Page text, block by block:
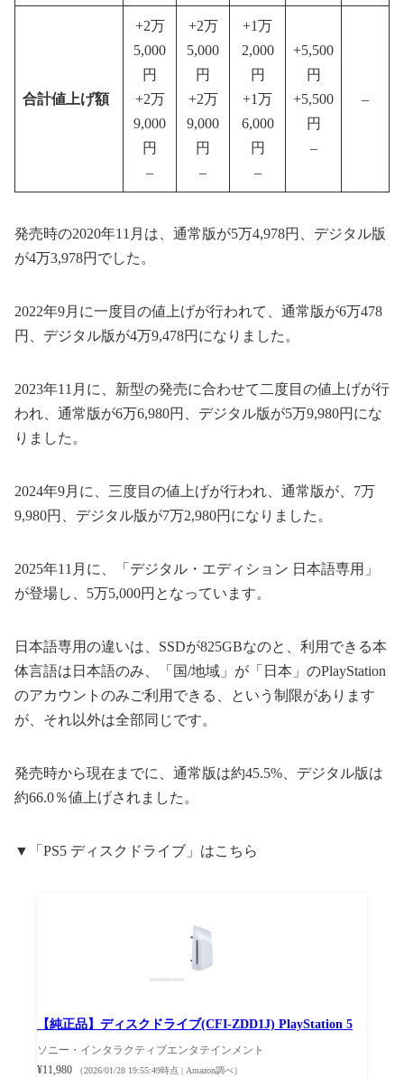
合計値上げ額
+2万
5,000
円
+2万
9,000
円
–
+2万
5,000
円
+2万
9,000
円
–
+1万
2,000
円
+1万
6,000
円
–
+5,500
円
+5,500
円
–
–
発売時の2020年11月は、通常版が5万4,978円、デジタル版
が4万3,978円でした。
2022年9月に一度目の値上げが行われて、通常版が6万478
円、デジタル版が4万9,478円になりました。
2023年11月に、新型の発売に合わせて二度目の値上げが行
われ、通常版が6万6,980円、デジタル版が5万9,980円にな
りました。
2024年9月に、三度目の値上げが行われ、通常版が、7万
9,980円、デジタル版が7万2,980円になりました。
2025年11月に、「デジタル・エディション 日本語専用」
が登場し、5万5,000円となっています。
日本語専用の違いは、SSDが825GBなのと、利用できる本
体言語は日本語のみ、「国/地域」が「日本」のPlayStation
のアカウントのみご利用できる、という制限があります
が、それ以外は全部同じです。
発売時から現在までに、通常版は約45.5%、デジタル版は
約66.0％値上げされました。
▼「PS5 ディスクドライブ」はこちら
【純正品】ディスクドライブ(CFI-ZDD1J) PlayStation 5
ソニー・インタラクティブエンタテインメント
¥11,980
（2026/01/28 19:55:49時点 | Amazon調べ）